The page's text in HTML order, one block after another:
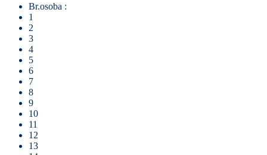
Br.osoba :
1
2
3
4
5
6
7
8
9
10
11
12
13